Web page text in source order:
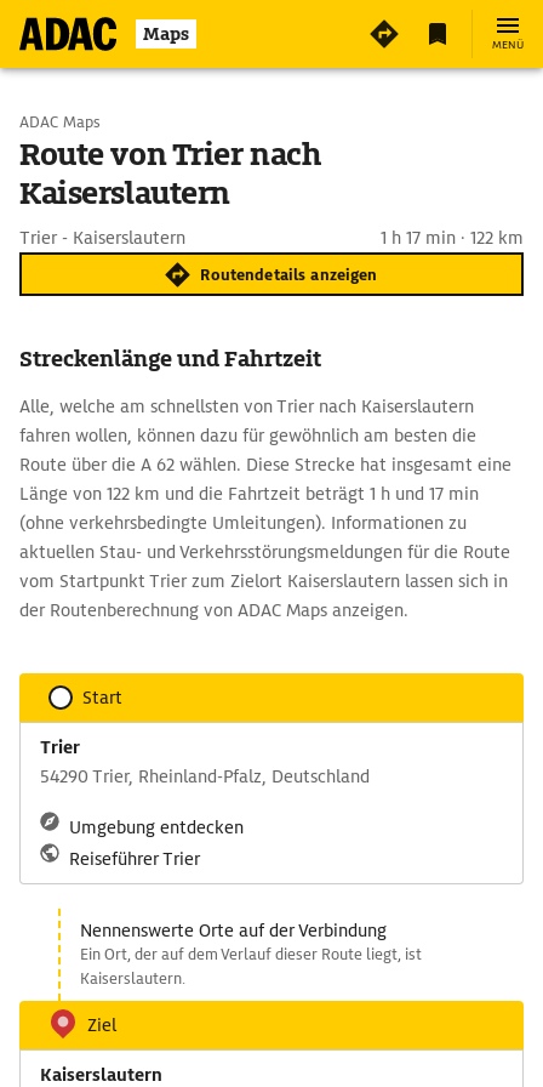
Maps MENÜ
Start wählen
Ziel eingeben
ADAC Maps
Route von Trier nach
Kaiserslautern
Trier - Kaiserslautern 1 h 17 min · 122 km
Routendetails anzeigen
Streckenlänge und Fahrtzeit
Alle, welche am schnellsten von Trier nach Kaiserslautern
fahren wollen, können dazu für gewöhnlich am besten die
Route über die A 62 wählen. Diese Strecke hat insgesamt eine
Länge von 122 km und die Fahrtzeit beträgt 1 h und 17 min
(ohne verkehrsbedingte Umleitungen). Informationen zu
aktuellen Stau- und Verkehrsstörungsmeldungen für die Route
vom Startpunkt Trier zum Zielort Kaiserslautern lassen sich in
der Routenberechnung von ADAC Maps anzeigen.
Start
Trier
54290 Trier, Rheinland-Pfalz, Deutschland
Umgebung entdecken
Reiseführer Trier
Nennenswerte Orte auf der Verbindung
Ein Ort, der auf dem Verlauf dieser Route liegt, ist
Kaiserslautern.
Ziel
Kaiserslautern